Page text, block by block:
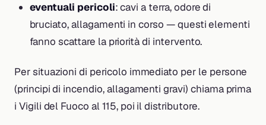
eventuali pericoli: cavi a terra, odore di
bruciato, allagamenti in corso — questi elementi
fanno scattare la priorità di intervento.
Per situazioni di pericolo immediato per le persone
(principi di incendio, allagamenti gravi) chiama prima
i Vigili del Fuoco al 115, poi il distributore.